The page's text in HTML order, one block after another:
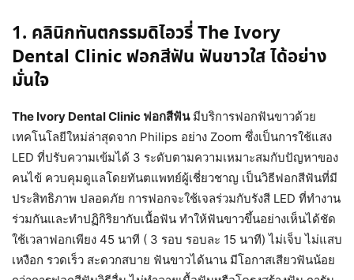
1. คลินิกทันตกรรมดิไอวรี่ The Ivory
Dental Clinic ฟอกสีฟัน ฟันขาวใส ได้อย่าง
มั่นใจ
The Ivory Dental Clinic ฟอกสีฟันมีบริการฟอกฟันขาวด้วย
เทคโนโลยีใหม่ล่าสุดจาก Philips อย่าง Zoom ซึ่งเป็นการใช้แสง
LED ที่ปรับความเข้มได้ 3 ระดับตามความเหมาะสมกับปัญหาของ
คนไข้ ควบคุมดูแลโดยทันตแพทย์ผู้เชี่ยวชาญ เป็นวิธีฟอกสีฟันที่มี
ประสิทธิภาพ ปลอดภัย การฟอกจะใช้เจลร่วมกับรังสี LED ที่ทำงาน
ร่วมกันและทำปฏิกิริยากับเนื้อฟัน ทำให้ฟันขาวขึ้นอย่างเห็นได้ชัด
ใช้เวลาฟอกเพียง 45 นาที ( 3 รอบ รอบละ 15 นาที) ไม่เจ็บ ไม่แสบ
เหงือก รวดเร็ว สะดวกสบาย ฟันขาวได้นาน มีโอกาสเสียวฟันน้อย